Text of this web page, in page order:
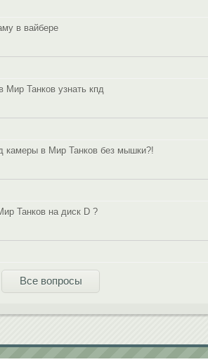
в вайбере
Мир Танков узнать кпд
камеры в Мир Танков без мышки?!
Танков на диск D ?
Все вопросы